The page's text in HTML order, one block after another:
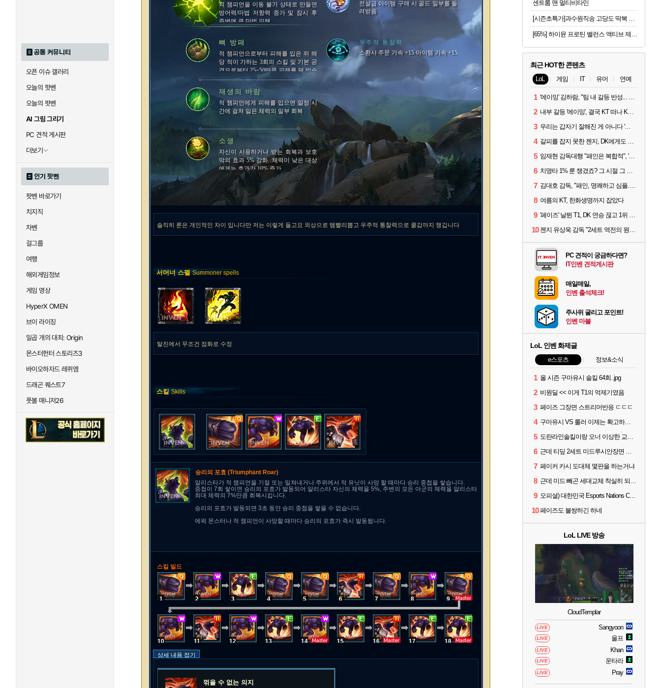
공통 커뮤니티
오픈 이슈 갤러리
오늘의 핫벤
오늘의 팟벤
AI 그림 그리기
PC 견적 게시판
더보기
인기 팟벤
팟벤 바로가기
치지직
차벤
걸그룹
여행
해외게임정보
게임 영상
HyperX OMEN
브이 라이징
일곱 개의 대죄: Origin
몬스터헌터 스토리즈3
바이오하자드 레퀴엠
드래곤 퀘스트7
풋볼 매니저26
적 챔피언을 이동 불가 상태로 만들면
방어력/마법 저항력 증가 및 잠시 후
주변에 큰 마법 피해
뼈 방패
적 챔피언으로부터 피해를 입은 뒤 해
당 적이 가하는 3회의 스킬 및 기본 공
격으로부터 25~50만큼 피해를 덜 받습
니다.지속시간: 1.5초재사용 대기시간:
45초
재생의 바람
적 챔피언에게 피해를 입으면 일정 시
간에 걸쳐 잃은 체력의 일부 회복
소생
자신이 사용하거나 받는 회복과 보호
막의 효과 5% 강화. 체력이 낮은 대상
에게는 효과가 10% 증가
전설급 아이템 구매 시 골드 일부를 돌
려받음
우주적 통찰력
소환사 주문 가속 +15 아이템 가속 +15
솔직히 룬은 개인적인 차이 입니다만 저는 이렇게 들고요 외상으로 템빨리뽑고 우주적 통찰력으로 쿨감까지 챙깁니다
서머너 스펠Summoner spells
탈진에서 무조건 점화로 수정
스킬Skills
승리의 포효 (Triumphant Roar)
알리스타가 적 챔피언을 기절 또는 밀쳐내거나 주위에서 적 유닛이 사망 할 때마다 승리 중첩을 쌓습니다.
중첩이 7회 쌓이면 승리의 포효가 발동되어 알리스타 자신의 체력을 5%, 주변의 모든 아군의 체력을 알리스타
최대 체력의 7%만큼 회복시킵니다.
승리의 포효가 발동되면 3초 동안 승리 중첩을 쌓을 수 없습니다.
에픽 몬스터나 적 챔피언이 사망할 때마다 승리의 포효가 즉시 발동됩니다.
스킬 빌드
1 2 3 4 5 6 7 8 9
10 11 12 13 14 15 16 17
18
상세 내용 접기
꺾을 수 없는 의지
센트룸 맨 멀티비타민
[65%] 하이뮨 프로틴 밸런스 액티브 제로, 밀크쉐이크, 250ml, 18개
최근 HOT한 콘텐츠
LoL 게임 IT 유머 연예
1 '에이밍' 김하람, "팀 내 갈등 반성... 끝까지 뛰고 싶었다"
2 내부 갈등 '에이밍', 결국 KT 떠나 KRX로...'지우'와 트레이드
3 우리는 갑자기 잘해진 게 아니다 '씨맥' 김대호 감독의 자신감
4 갈피를 잡지 못한 젠지, DK에게도 0:2 패배
5 임재현 감독대행 "패인은 복합적", '도란' "팀에 과부하 왔다"
6 치명타 1% 룬 챙겼죠? 그 시절 그 감성 '롤 클래식' 30일 출시
7 김대호 감독, "패인, 명쾌하고 심플...다시 힘낼 수 있어"
8 여름의 KT, 한화생명까지 잡았다
9 '페이즈' 날뛴 T1, DK 연승 끊고 1위 지켜
10 젠지 유상욱 감독 "2세트 역전의 원인...너무 급했다"
PC 견적이 궁금하다면?
IT인벤 견적게시판
매일매일,
인벤 출석체크!
주사위 굴리고 포인트!
인벤 마블
LoL 인벤 화제글
e스포츠 정보&소식
1 올 시즌 구마유시 솔킬 64회..jpg
2 비원딜 << 이게 T1의 억제기였음
3 페이즈 그장면 스트리머반응 ㄷㄷㄷ
4 구마유시 VS 룰러 이제는 확고하지 않음?
5 도란라인솔킬이랑 오너 이상한 교전각 다 고쳐짐?
6 근데 티딮 2세트 미드루시안장면 커리어 미카엘없었나?
7 페이커 카시 도대체 몇판을 하는거냐
8 근데 미드 빼곤 세대교체 착실히 되고 있네
9 오피셜) 대한민국 Esports Nations Cup 2026 국가대표 명단 모두 확정
10 페이즈도 불쌍하긴 하네
LoL LIVE 방송
CloudTemplar
LIVE Sangyoon
LIVE 울프
LIVE Khan
LIVE 운타라
LIVE Pray